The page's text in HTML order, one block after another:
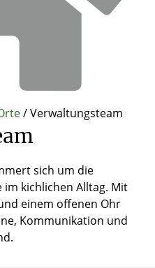
/Verwaltungsteam
sich um die
kichlichen Alltag. Mit
einem offenen Ohr
Kommunikation und